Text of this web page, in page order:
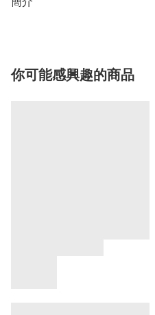
你可能感興趣的商品